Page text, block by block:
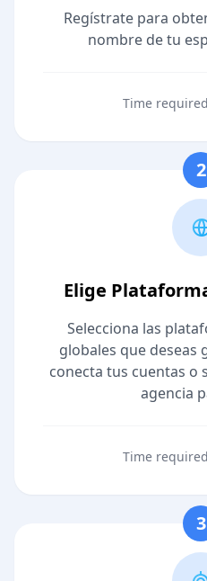
Regístrate para
nombre de tu
Time
2
Elige
Selecciona las
globales que deseas
conecta tus cuentas o
agencia
Time
3